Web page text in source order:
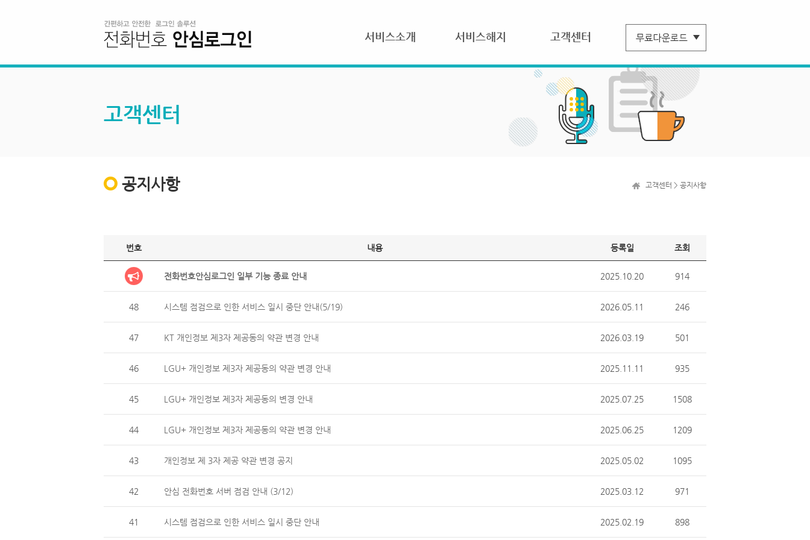
서비스소개 서비스해지 고객센터
고객센터
공지사항 고객센터 > 공지사항
번호 내용 등록일 조회
전화번호안심로그인 일부 기능 종료 안내 2025.10.20 914
48 시스템 점검으로 인한 서비스 일시 중단 안내(5/19) 2026.05.11 246
47 KT 개인정보 제3자 제공동의 약관 변경 안내 2026.03.19 501
46 LGU+ 개인정보 제3자 제공동의 약관 변경 안내 2025.11.11 935
45 LGU+ 개인정보 제3자 제공동의 변경 안내 2025.07.25 1508
44 LGU+ 개인정보 제3자 제공동의 약관 변경 안내 2025.06.25 1209
43 개인정보 제 3자 제공 약관 변경 공지 2025.05.02 1095
42 안심 전화번호 서버 점검 안내 (3/12) 2025.03.12 971
41 시스템 점검으로 인한 서비스 일시 중단 안내 2025.02.19 898